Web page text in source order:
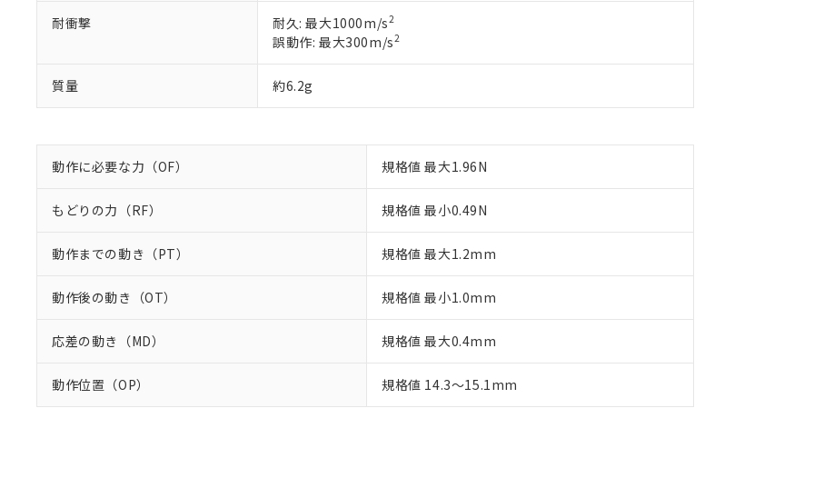
耐衝撃 耐久: 最大1000m/s2
誤動作: 最大300m/s2
質量 約6.2g
動作に必要な力（OF） 規格値 最大1.96N
もどりの力（RF） 規格値 最小0.49N
動作までの動き（PT） 規格値 最大1.2mm
動作後の動き（OT） 規格値 最小1.0mm
応差の動き（MD） 規格値 最大0.4mm
動作位置（OP） 規格値 14.3～15.1mm
既に当社にて対応品への在庫切替を完了していることから、特段のことがない限り、
り割愛しております。